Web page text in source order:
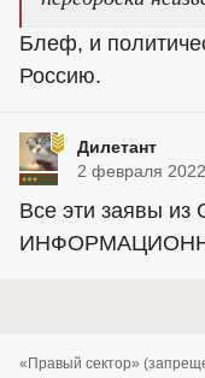
Блеф, и
Россию.
Дилетант
2 февраля
Все эти заявы из
«Правый сектор»